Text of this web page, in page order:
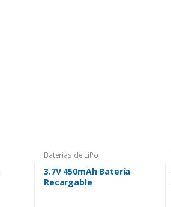
Baterías de LiPo
3.7V 450mAh Batería
Recargable